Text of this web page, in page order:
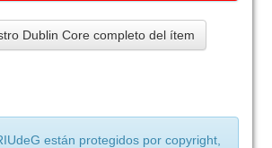
Dublin Core completo del ítem
están protegidos por copyright,